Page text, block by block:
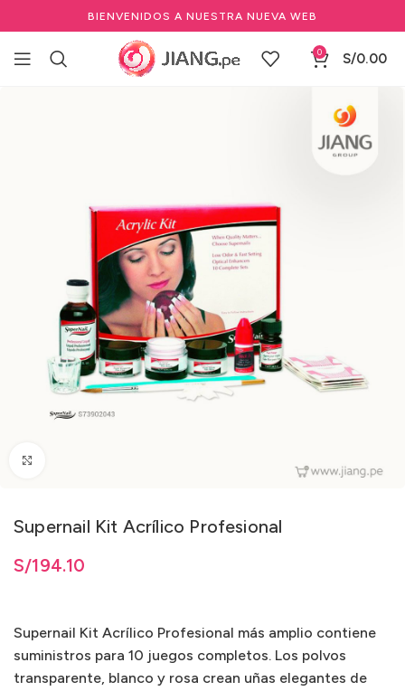
BIENVENIDOS A NUESTRA NUEVA WEB
0 S/0.00
Otras Herramientas de manicure
Supernail Kit Acrílico Profesional
S/194.10
Supernail Kit Acrílico Profesional más amplio contiene
suministros para 10 juegos completos. Los polvos
transparente, blanco y rosa crean uñas elegantes de